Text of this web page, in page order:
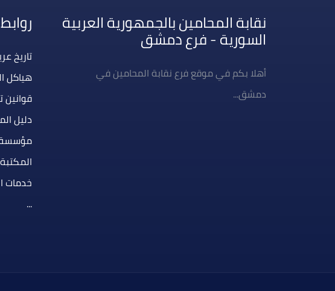
نقابة المحامين بالجمهورية العربية
السورية - فرع دمشق
أهلا بكم في موقع فرع نقابة المحامين في
دمشق...
تاريخ
هياكل
قوانين
دليل
مؤسسة
المكتبة
خدمات
...